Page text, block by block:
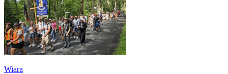
Wiara